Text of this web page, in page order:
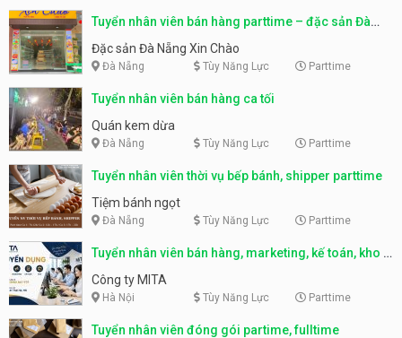
Tuyển nhân viên bán hàng parttime – đặc sản Đà
Nẵng
Đặc sản Đà Nẵng Xin Chào
Đà Nẵng Tùy Năng Lực Parttime
Tuyển nhân viên bán hàng ca tối
Quán kem dừa
Đà Nẵng Tùy Năng Lực Parttime
Tuyển nhân viên thời vụ bếp bánh, shipper parttime
Tiệm bánh ngọt
Đà Nẵng Tùy Năng Lực Parttime
Tuyển nhân viên bán hàng, marketing, kế toán, kho –
parttime, fulltime
Công ty MITA
Hà Nội Tùy Năng Lực Parttime
Tuyển nhân viên đóng gói partime, fulltime